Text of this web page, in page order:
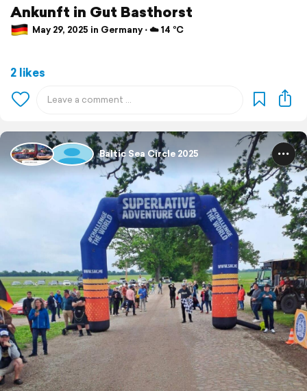
Ankunft in Gut Basthorst
May 29, 2025 in Germany ⋅ ☁️ 14 °C
2 likes
Baltic Sea Circle 2025